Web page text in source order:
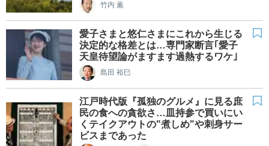
竹内 薫
愛子さまと悠仁さまにこれから生じる
決定的な格差とは…専門家断言｢愛子
天皇待望論がますます過熱するワケ｣
島田 裕巳
江戸時代版『孤独のグルメ』に見る庶
民の食への貪欲さ…皿持参で買いにい
くテイクアウトの"煮しめ"や刺身サー
ビスまであった